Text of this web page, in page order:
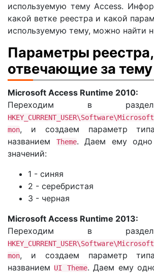
используемую тему Access.
какой ветке реестра и какой
используемую тему, можно найти
Параметры реестра,
отвечающие за тему
Microsoft Access Runtime 2010:
Переходим в
mon, и создаем параметр
названием
Theme. Даем ему
значений:
1 - синяя
2 - серебристая
3 - черная
Microsoft Access Runtime 2013:
Переходим в
mon, и создаем параметр
названием UI Theme. Даем ему